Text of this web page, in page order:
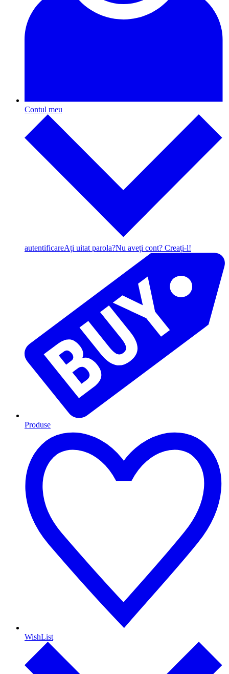
Contul meu
autentificareAți uitat parola?Nu aveți cont? Creați-l!
Produse
WishList